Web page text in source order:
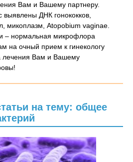
Вам и Вашему партнеру.
выявлены ДНК гонококков,
микоплазм, Atopobium vaginae.
– нормальная микрофлора
на очный прием к гинекологу
лечения Вам и Вашему
на тему: общее